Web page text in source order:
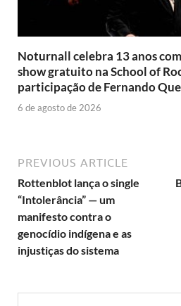
Noturnall celebra 13 anos
show gratuito na School of
participação de Fernando
6 de agosto de 2026
PREVIOUS ARTICLE
Rottenblot lança o single
“Intolerância” — um
manifesto contra o
genocídio indígena e as
injustiças do sistema